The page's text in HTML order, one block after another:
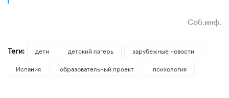
Cоб.инф.
Теги: дети детский лагерь
зарубежные новости
Испания
образовательный проект психология